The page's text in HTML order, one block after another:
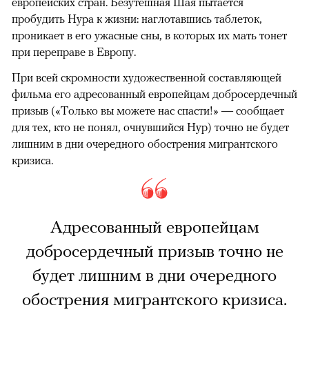
пробудить Нура к жизни: наглотавшись таблеток,
проникает в его ужасные сны, в которых их мать тонет
при переправе в Европу.
При всей скромности художественной составляющей
фильма его адресованный европейцам добросердечный
призыв («Только вы можете нас спасти!» — сообщает
для тех, кто не понял, очнувшийся Нур) точно не будет
лишним в дни очередного обострения мигрантского
кризиса.
Адресованный европейцам
добросердечный призыв точно не
будет лишним в дни очередного
обострения мигрантского кризиса.